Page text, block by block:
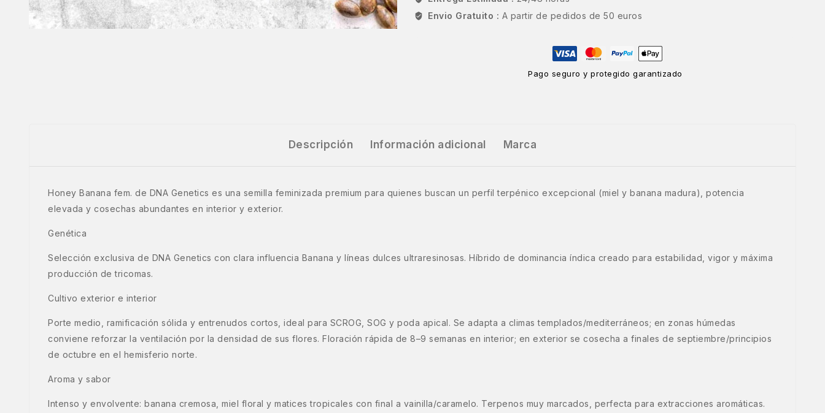
Envio Gratuito : A partir de pedidos de 50 euros
Pago seguro y protegido garantizado
Descripción Información adicional Marca
Honey Banana fem. de DNA Genetics es una semilla feminizada premium para quienes buscan un perfil terpénico excepcional (miel y banana madura), potencia
elevada y cosechas abundantes en interior y exterior.
Genética
Selección exclusiva de DNA Genetics con clara influencia Banana y líneas dulces ultraresinosas. Híbrido de dominancia índica creado para estabilidad, vigor y máxima
producción de tricomas.
Cultivo exterior e interior
Porte medio, ramificación sólida y entrenudos cortos, ideal para SCROG, SOG y poda apical. Se adapta a climas templados/mediterráneos; en zonas húmedas
conviene reforzar la ventilación por la densidad de sus flores. Floración rápida de 8–9 semanas en interior; en exterior se cosecha a finales de septiembre/principios
de octubre en el hemisferio norte.
Aroma y sabor
Intenso y envolvente: banana cremosa, miel floral y matices tropicales con final a vainilla/caramelo. Terpenos muy marcados, perfecta para extracciones aromáticas.